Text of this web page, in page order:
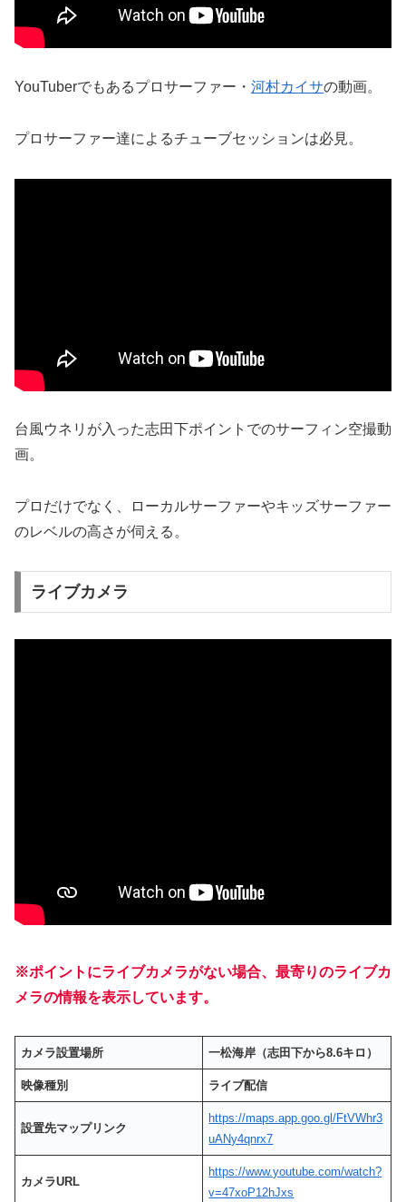
YouTuberでもあるプロサーファー・ 河村カイサの動画。
プロサーファー達によるチューブセッションは必見。
台風ウネリが入った志田下ポイントでのサーフィン空撮動
画。
プロだけでなく、ローカルサーファーやキッズサーファー
のレベルの高さが伺える。
ライブカメラ
※ポイントにライブカメラがない場合、最寄りのライブカ
メラの情報を表示しています。
カメラ設置場所 一松海岸 （志田下から8.6キロ）
映像種別 ライブ配信
設置先マップリンク
https://maps.app.goo.gl/FtVWhr3
uANy4qnrx7
カメラURL
https://www.youtube.com/watch?
v=47xoP12hJxs